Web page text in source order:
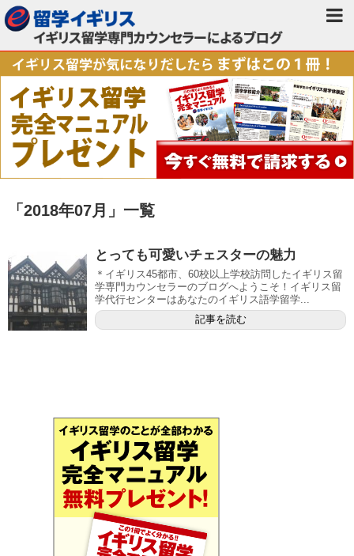
「 2018年07月 」 一覧
とっても可愛いチェスターの魅力
＊イギリス45都市、60校以上学校訪問したイギリス留
学専門カウンセラーのブログへようこそ！イギリス留
学代行センターはあなたのイギリス語学留学...
記事を読む